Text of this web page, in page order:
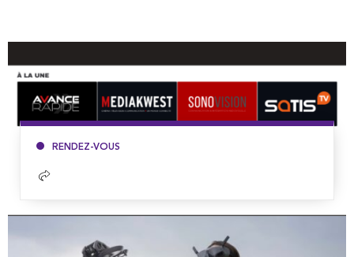
RENDEZ-VOUS
Lire